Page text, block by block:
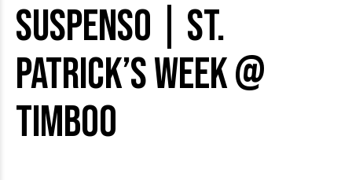
SUSPENSO | St.
Patrick’s Week @
Timboo